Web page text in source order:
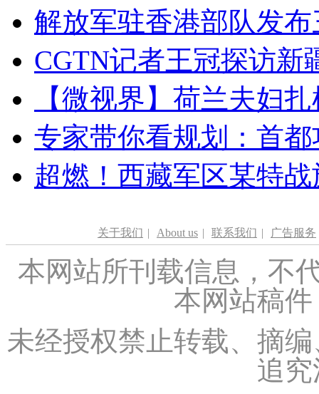
解放军驻香港部队发
CGTN记者王冠探访新
【微视界】荷兰夫妇
专家带你看规划：首
超燃！西藏军区某特
关于我们 | About us | 联系我们 | 广告服务
本网站所刊载信息，不
本网站稿
未经授权禁止转载、摘
追